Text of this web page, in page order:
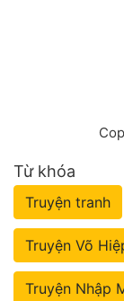
Từ khóa
Truyện tranh
Truyện Võ
Truyện Nhập